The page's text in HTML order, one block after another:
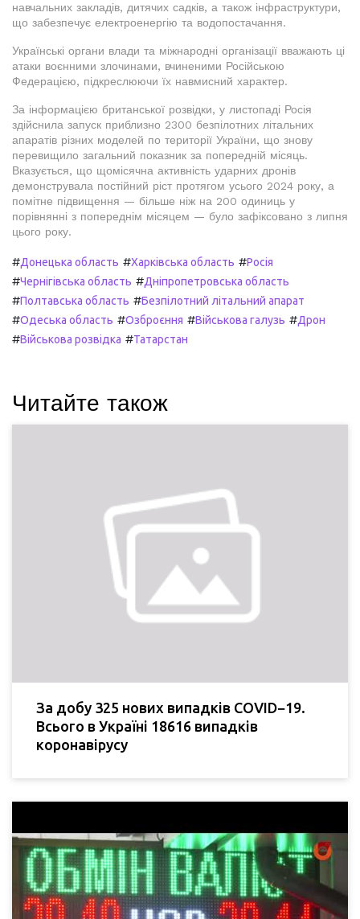
навчальних закладів, дитячих садків, а також інфраструктури,
що забезпечує електроенергію та водопостачання.
Українські органи влади та міжнародні організації вважають ці
атаки воєнними злочинами, вчиненими Російською
Федерацією, підкреслюючи їх навмисний характер.
За інформацією британської розвідки, у листопаді Росія
здійснила запуск приблизно 2300 безпілотних літальних
апаратів різних моделей по території України, що знову
перевищило загальний показник за попередній місяць.
Вказується, що щомісячна активність ударних дронів
демонструвала постійний ріст протягом усього 2024 року, а
помітне підвищення — більше ніж на 200 одиниць у
порівнянні з попереднім місяцем — було зафіксовано з липня
цього року.
#Донецька область #Харківська область #Росія
#Чернігівська область #Дніпропетровська область
#Полтавська область #Безпілотний літальний апарат
#Одеська область #Озброєння #Військова галузь #Дрон
#Військова розвідка #Татарстан
Читайте також
За добу 325 нових випадків COVID−19.
Всього в Україні 18616 випадків
коронавірусу